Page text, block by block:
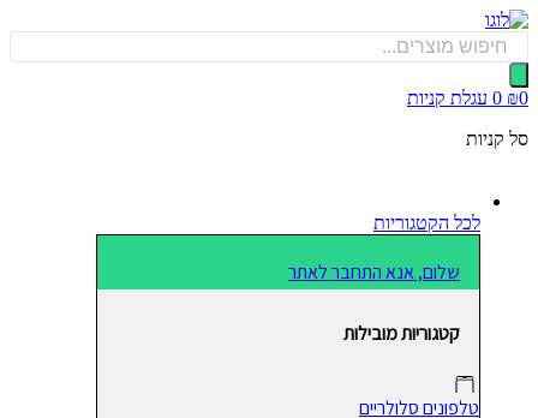
0 עגלת קניות
לכל הקטגוריות
שלום, אנא התחבר לאתר
קטגוריות מובילות
טלפונים סלולריים